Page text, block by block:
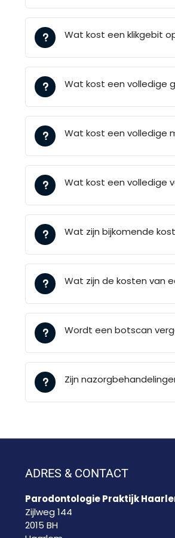
Wat kost een klikgebit
Wat kost een volledige
Wat kost een volledige
Wat kost een volledige
Wat zijn bijkomende
Wat zijn de kosten van
Wordt een botscan
Zijn
ADRES & CONTACT
Parodontologie Praktijk
Zijlweg 144
2015 BH